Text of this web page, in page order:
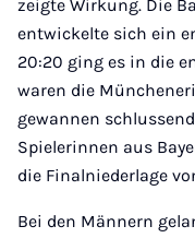
zeigte Wirkung. Die
entwickelte sich ein
20:20 ging es in die
waren die
gewannen
Spielerinnen aus
die Finalniederlage
Bei den Männern